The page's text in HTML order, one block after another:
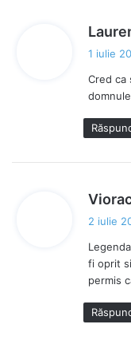
1 iulie
Cred ca
2 iulie
fi oprit
permis